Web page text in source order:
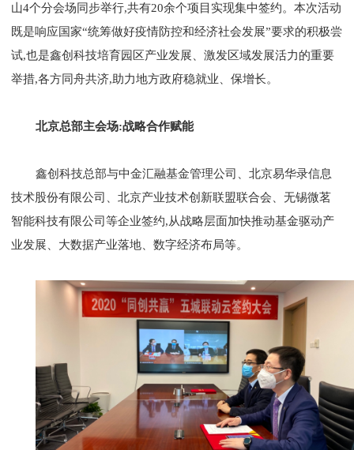
山4个分会场同步举行,共有20余个项目实现集中签约。本次活动
既是响应国家“统筹做好疫情防控和经济社会发展”要求的积极尝
试,也是鑫创科技培育园区产业发展、激发区域发展活力的重要
举措,各方同舟共济,助力地方政府稳就业、保增长。
北京总部主会场:战略合作赋能
鑫创科技总部与中金汇融基金管理公司、北京易华录信息
技术股份有限公司、北京产业技术创新联盟联合会、无锡微茗
智能科技有限公司等企业签约,从战略层面加快推动基金驱动产
业发展、大数据产业落地、数字经济布局等。